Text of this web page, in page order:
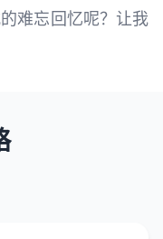
难忘回忆呢？让我